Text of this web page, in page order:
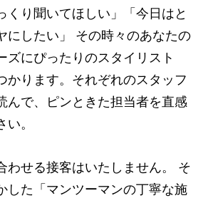
くり聞いてほしい」「今日はと
にしたい」 その時々のあなたの
ズにぴったりのスタイリスト
かります。それぞれのスタッフ
んで、ピンときた担当者を直感
。
わせる接客はいたしません。 そ
した「マンツーマンの丁寧な施